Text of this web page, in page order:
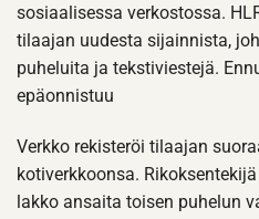
sosiaalisessa verkostossa.
tilaajan uudesta sijainnista,
puheluita ja tekstiviestejä.
epäonnistuu
Verkko rekisteröi tilaajan
kotiverkkoonsa.
lakko ansaita toisen puhelun